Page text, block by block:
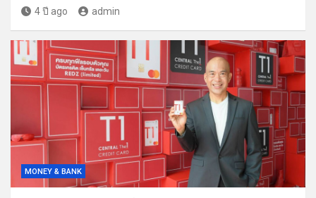
4 ปี ago admin
MONEY & BANK